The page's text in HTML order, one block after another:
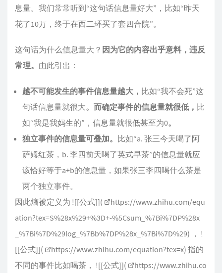
息量。我们常常听到“这句话信息量好大”，比如“昨天
花了10万，终于在西二环买了套四合院”。
这句话为什么信息量大？ 因为它的内容出乎意料，违反
常理。 由此引出：
越不可能发生的事件信息量越大， 比如“我不会死”这
句话信息量就很大。而确定事件的信息量就很低， 比
如“我是我妈生的”，信息量就很低甚至为0。
独立事件的信息量可叠加。 比如“a. 张三今天喝了阿
萨姆红茶，b. 李四前天喝了英式早茶”的信息量就应
该恰好等于a+b的信息量，如果张三李四喝什么茶是
两个独立事件。
因此熵被定义为 ![[公式]](
https://www.zhihu.com/equ
ation?tex=S%28x%29+%3D+-%5Csum_%7Bi%7DP%28x
_%7Bi%7D%29log_%7Bb%7DP%28x_%7Bi%7D%29) ， !
[[公式]](
https://www.zhihu.com/equation?tex=x) 指的
不同的事件比如喝茶， ![[公式]](
https://www.zhihu.co